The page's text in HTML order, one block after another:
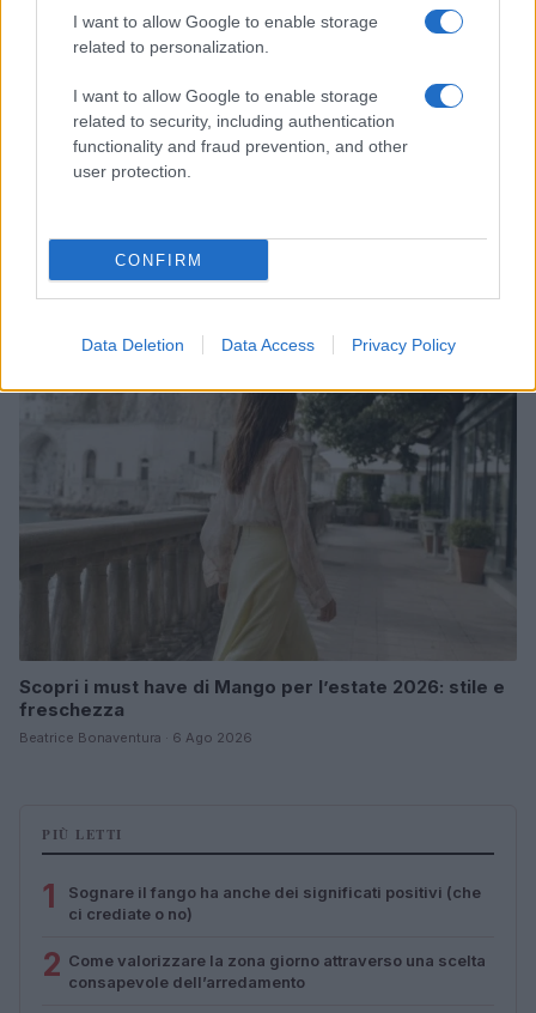
I want to allow Google to enable storage
related to personalization.
I want to allow Google to enable storage
related to security, including authentication
functionality and fraud prevention, and other
user protection.
CONFIRM
Data Deletion Data Access Privacy Policy
Come riconoscere e risolvere i problemi della lavanda
nel tuo giardino
Beatrice Bonaventura · 6 Ago 2026
LIFESTYLE
Scopri i must have di Mango per l’estate 2026: stile e
freschezza
Beatrice Bonaventura · 6 Ago 2026
PIÙ LETTI
1
Sognare il fango ha anche dei significati positivi (che
ci crediate o no)
2 Come valorizzare la zona giorno attraverso una scelta
consapevole dell’arredamento